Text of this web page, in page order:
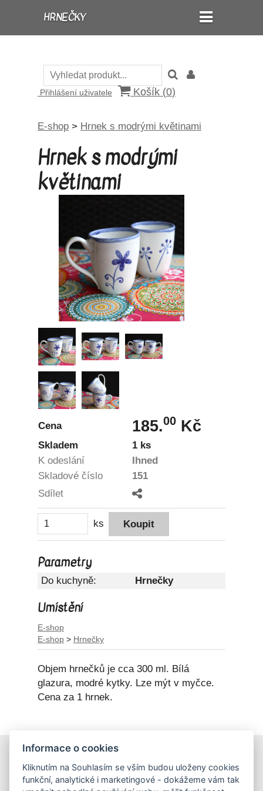
HRNEČKY
Přihlášení uživatele Košík (0)
E-shop > Hrnek s modrými květinami
Hrnek s modrými
květinami
Cena 185.00 Kč
Skladem
1 ks
K odeslání
Ihned
Skladové číslo
151
Sdílet
ks
Parametry
Do kuchyně: Hrnečky
Umístění
E-shop
E-shop > Hrnečky
Objem hrnečků je cca 300 ml. Bílá
glazura, modré kytky. Lze mýt v myčce.
Cena za 1 hrnek.
Obchodní podmínky
Podmínky ochrany osobních údajů
Informace o cookies
Kliknutím na Souhlasím se vším budou uloženy cookies
funkční, analytické i marketingové - dokážeme vám tak